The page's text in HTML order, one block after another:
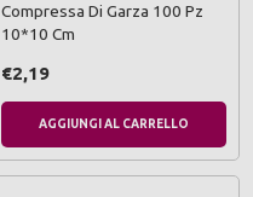
Compressa Di Garza 100 Pz
10*10 Cm
€2,19
AGGIUNGI AL CARRELLO